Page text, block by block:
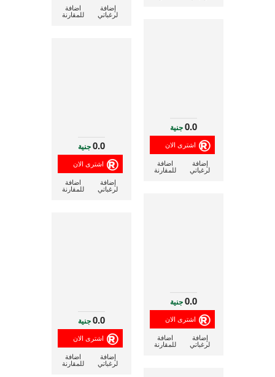
إضافة
لرغباتي
اضافة
للمقارنة
0.0جنية
إضافة
لرغباتي
اضافة
للمقارنة
0.0جنية
إضافة
لرغباتي
اضافة
للمقارنة
0.0جنية
إضافة
لرغباتي
اضافة
للمقارنة
0.0جنية
إضافة
لرغباتي
اضافة
للمقارنة